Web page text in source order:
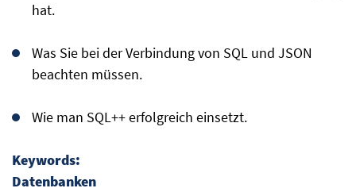
hat.
Was Sie bei der Verbindung von SQL und JSON
beachten müssen.
Wie man SQL++ erfolgreich einsetzt.
Keywords:
Datenbanken